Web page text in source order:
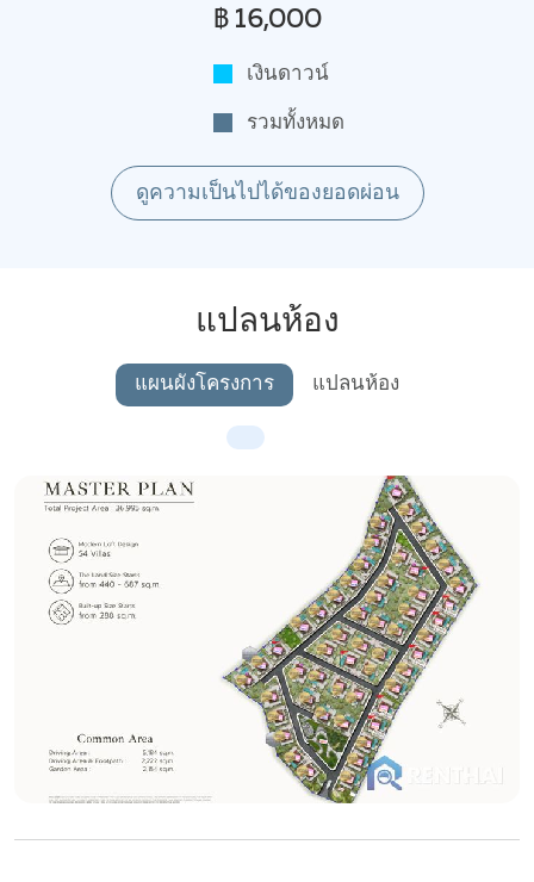
฿ 16,000
เงินดาวน์
รวมทั้งหมด
ดูความเป็นไปได้ของยอดผ่อน
แปลนห้อง
แผนผังโครงการ แปลนห้อง